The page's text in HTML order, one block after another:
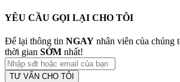
YÊU CẦU GỌI LẠI CHO TÔI
Để lại thông tin NGAY nhân viên của chúng
thời gian SỚM nhất!
TƯ VẤN CHO TÔI